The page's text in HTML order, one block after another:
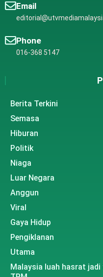
Email
Phone
016-368 5147
Berita Terkini
Semasa
Hiburan
Politik
Niaga
Luar Negara
Anggun
Viral
Gaya Hidup
Pengiklanan
Utama
Malaysia luah hasrat jadi